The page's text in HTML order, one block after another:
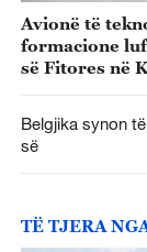
Avionë të
formacione
së Fitores në
Belgjika synon
së
TË TJERA